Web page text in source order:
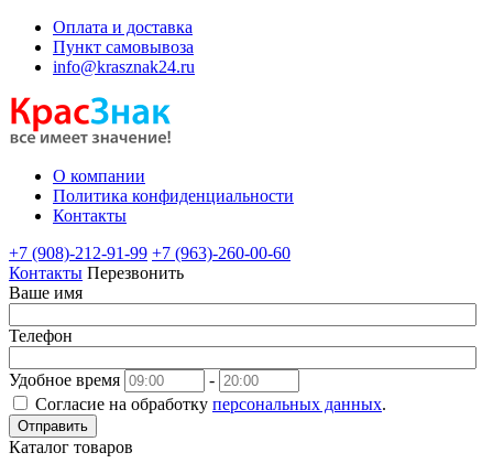
Оплата и доставка
Пункт самовывоза
info@krasznak24.ru
О компании
Политика конфиденциальности
Контакты
+7 (908)-212-91-99 +7 (963)-260-00-60
Контакты Перезвонить
Ваше имя
Телефон
Удобное время
-
Согласие на обработку персональных данных.
Отправить
Каталог товаров